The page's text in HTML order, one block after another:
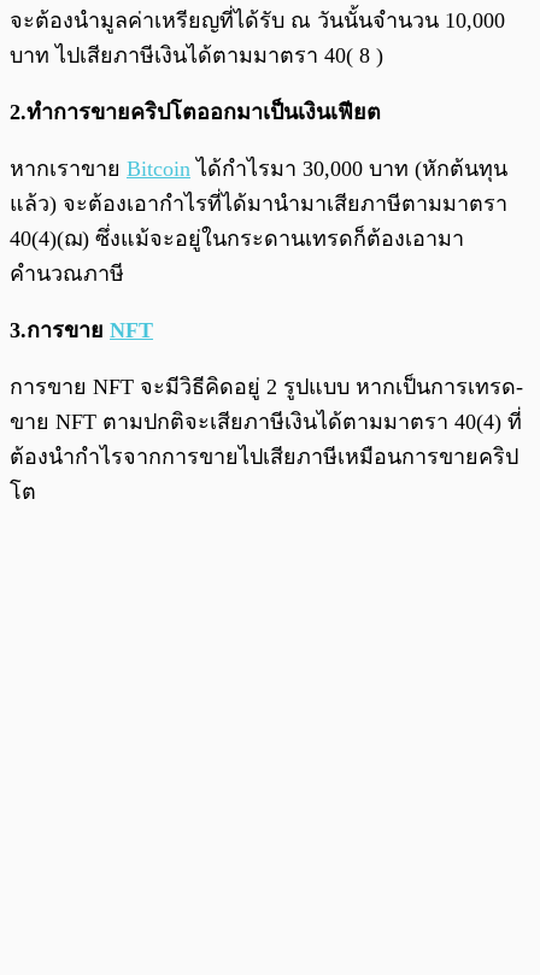
จะต้องนำมูลค่าเหรียญที่ได้รับ ณ วันนั้นจำนวน 10,000
บาท ไปเสียภาษีเงินได้ตามมาตรา 40( 8 )
2.ทำการขายคริปโตออกมาเป็นเงินเฟียต
หากเราขาย Bitcoin ได้กำไรมา 30,000 บาท (หักต้นทุน
แล้ว) จะต้องเอากำไรที่ได้มานำมาเสียภาษีตามมาตรา
40(4)(ฌ) ซึ่งแม้จะอยู่ในกระดานเทรดก็ต้องเอามา
คำนวณภาษี
3.การขาย NFT
การขาย NFT จะมีวิธีคิดอยู่ 2 รูปแบบ หากเป็นการเทรด-
ขาย NFT ตามปกติจะเสียภาษีเงินได้ตามมาตรา 40(4) ที่
ต้องนำกำไรจากการขายไปเสียภาษีเหมือนการขายคริป
โต